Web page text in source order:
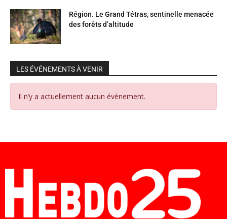
Région. Le Grand Tétras, sentinelle menacée
des forêts d’altitude
LES ÉVÉNEMENTS À VENIR
Il n’y a actuellement aucun évènement.